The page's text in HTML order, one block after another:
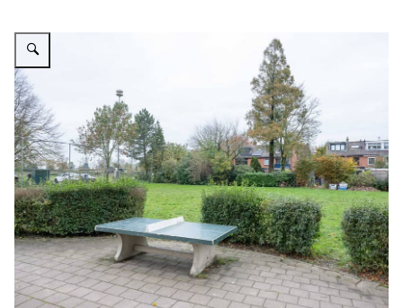
Vergroot afbeelding Een pingpongtafel op de voorgrond, grasveld